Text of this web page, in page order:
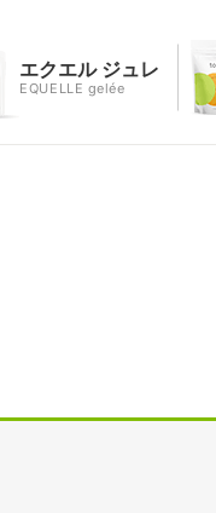
エクエル ジュレ
EQUELLE gelée